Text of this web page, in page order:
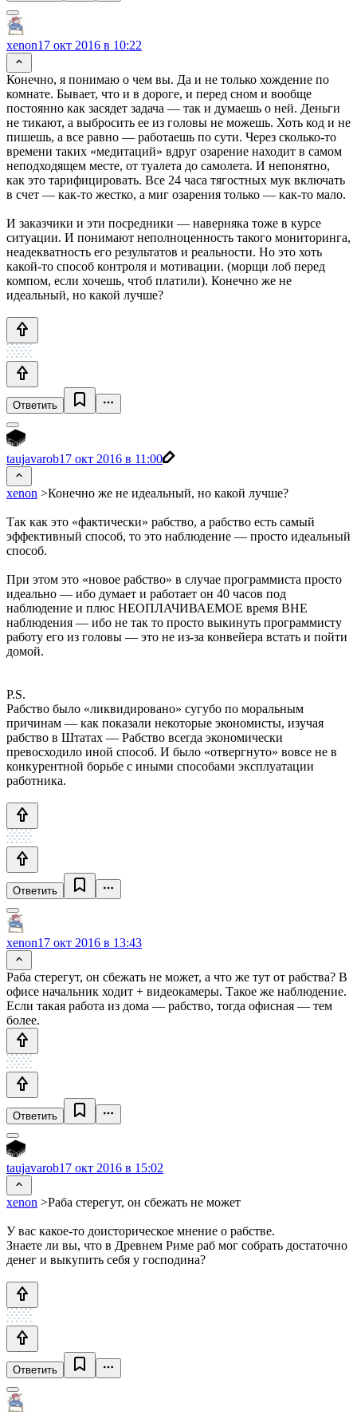
xenon17 окт 2016 в 10:22
Конечно, я понимаю о чем вы. Да и не только хождение по
комнате. Бывает, что и в дороге, и перед сном и вообще
постоянно как засядет задача — так и думаешь о ней. Деньги
не тикают, а выбросить ее из головы не можешь. Хоть код и не
пишешь, а все равно — работаешь по сути. Через сколько-то
времени таких «медитаций» вдруг озарение находит в самом
неподходящем месте, от туалета до самолета. И непонятно,
как это тарифицировать. Все 24 часа тягостных мук включать
в счет — как-то жестко, а миг озарения только — как-то мало.
И заказчики и эти посредники — наверняка тоже в курсе
ситуации. И понимают неполноценность такого мониторинга,
неадекватность его результатов и реальности. Но это хоть
какой-то способ контроля и мотивации. (морщи лоб перед
компом, если хочешь, чтоб платили). Конечно же не
идеальный, но какой лучше?
Ответить
taujavarob17 окт 2016 в 11:00
xenon >Конечно же не идеальный, но какой лучше?
Так как это «фактически» рабство, а рабство есть самый
эффективный способ, то это наблюдение — просто идеальный
способ.
При этом это «новое рабство» в случае программиста просто
идеально — ибо думает и работает он 40 часов под
наблюдение и плюс НЕОПЛАЧИВАЕМОЕ время ВНЕ
наблюдения — ибо не так то просто выкинуть программисту
работу его из головы — это не из-за конвейера встать и пойти
домой.
P.S.
Рабство было «ликвидировано» сугубо по моральным
причинам — как показали некоторые экономисты, изучая
рабство в Штатах — Рабство всегда экономически
превосходило иной способ. И было «отвергнуто» вовсе не в
конкурентной борьбе с иными способами эксплуатации
работника.
Ответить
xenon17 окт 2016 в 13:43
Раба стерегут, он сбежать не может, а что же тут от рабства? В
офисе начальник ходит + видеокамеры. Такое же наблюдение.
Если такая работа из дома — рабство, тогда офисная — тем
более.
Ответить
taujavarob17 окт 2016 в 15:02
xenon >Раба стерегут, он сбежать не может
У вас какое-то доисторическое мнение о рабстве.
Знаете ли вы, что в Древнем Риме раб мог собрать достаточно
денег и выкупить себя у господина?
Ответить